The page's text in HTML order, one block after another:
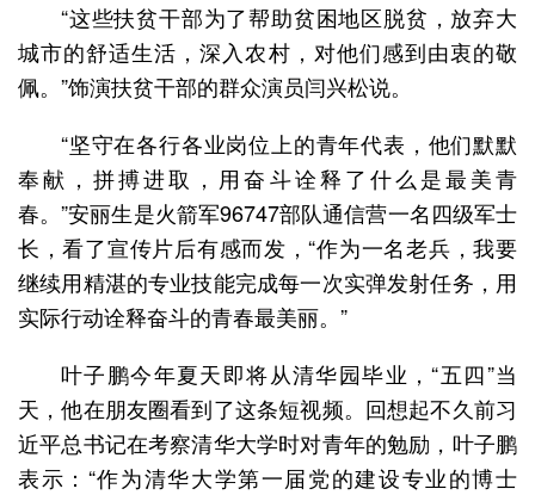
“这些扶贫干部为了帮助贫困地区脱贫，放弃大
城市的舒适生活，深入农村，对他们感到由衷的敬
佩。”饰演扶贫干部的群众演员闫兴松说。
“坚守在各行各业岗位上的青年代表，他们默默
奉献，拼搏进取，用奋斗诠释了什么是最美青
春。”安丽生是火箭军96747部队通信营一名四级军士
长，看了宣传片后有感而发，“作为一名老兵，我要
继续用精湛的专业技能完成每一次实弹发射任务，用
实际行动诠释奋斗的青春最美丽。”
叶子鹏今年夏天即将从清华园毕业，“五四”当
天，他在朋友圈看到了这条短视频。回想起不久前习
近平总书记在考察清华大学时对青年的勉励，叶子鹏
表示：“作为清华大学第一届党的建设专业的博士